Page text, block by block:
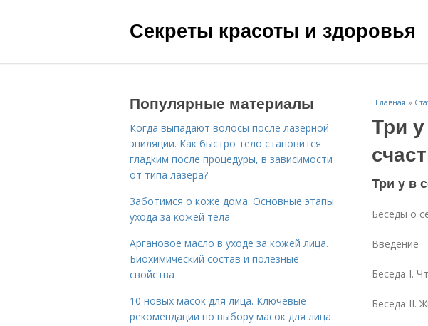
Секреты красоты и здоровья
Главная »
Три
Три у в
Беседы о
Введение
Беседа I.
Беседа II.
Популярные материалы
Когда выпадают волосы после лазерной
эпиляции. Как быстро тело становится
гладким после процедуры, в зависимости
от типа лазера?
Заботимся о коже дома. Основные этапы
ухода за кожей тела
Аргановое масло в уходе за кожей лица.
Биохимический состав и полезные
свойства
10 новых масок для лица. Ключевые
рекомендации по выбору масок для лица